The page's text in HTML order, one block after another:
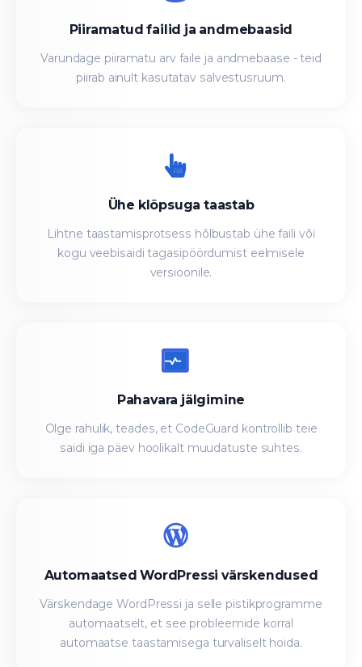
Piiramatud failid ja andmebaasid
Varundage piiramatu arv faile ja andmebaase - teid
piirab ainult kasutatav salvestusruum.
Ühe klõpsuga taastab
Lihtne taastamisprotsess hõlbustab ühe faili või
kogu veebisaidi tagasipöördumist eelmisele
versioonile.
Pahavara jälgimine
Olge rahulik, teades, et CodeGuard kontrollib teie
saidi iga päev hoolikalt muudatuste suhtes.
Automaatsed WordPressi värskendused
Värskendage WordPressi ja selle pistikprogramme
automaatselt, et see probleemide korral
automaatse taastamisega turvaliselt hoida.